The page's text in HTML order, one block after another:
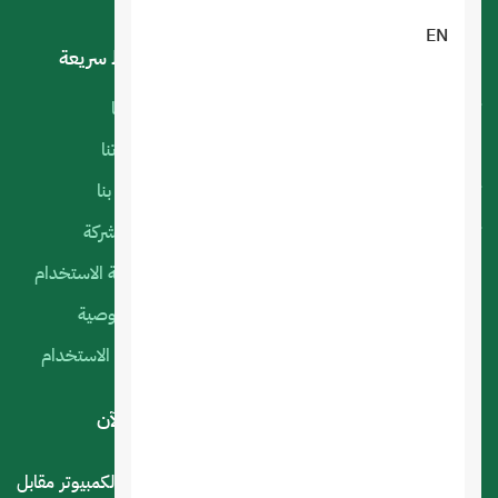
EN
روابط سريعة
أعمالنا
منتجاتنا
اتصل بنا
عن الشركة
سياسة الاستخدام
الخصوصية
شروط الاستخدام
لديك استفسار أو اقتراح؟ .. اتصل بنا الآن
المملكة العربية السعودية - الرياض - حي العليا سوق الكمبيوتر مقابل